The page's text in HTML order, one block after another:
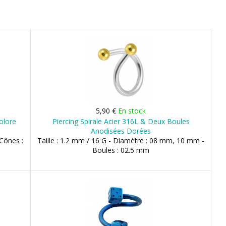
:
5,90 € En stock
Piercing Spirale Acier 316L & Deux Boules
Anodisées Dorées
Taille : 1.2 mm / 16 G - Diamètre : 08 mm, 10 mm -
Boules : 02.5 mm